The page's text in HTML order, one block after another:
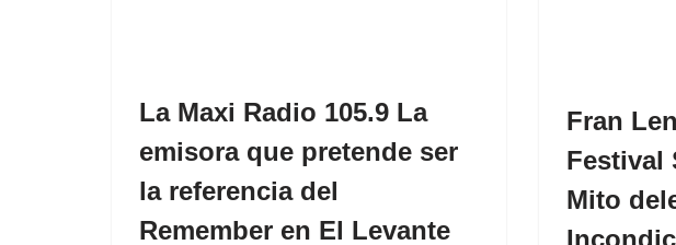
La Maxi Radio 105.9 La
emisora que pretende ser
la referencia del
Remember en El Levante
Fran
Festival
Mito